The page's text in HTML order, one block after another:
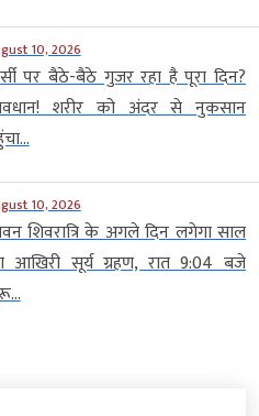
10, 2026
पर बैठे-बैठे गुजर रहा है पूरा दिन?
शरीर को अंदर से नुकसान
10, 2026
शिवरात्रि के अगले दिन लगेगा साल
आखिरी सूर्य ग्रहण, रात 9:04 बजे